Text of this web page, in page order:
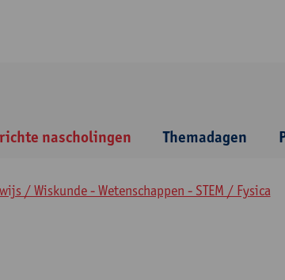
nascholingen Themadagen
/ Wiskunde - Wetenschappen - STEM / Fysica